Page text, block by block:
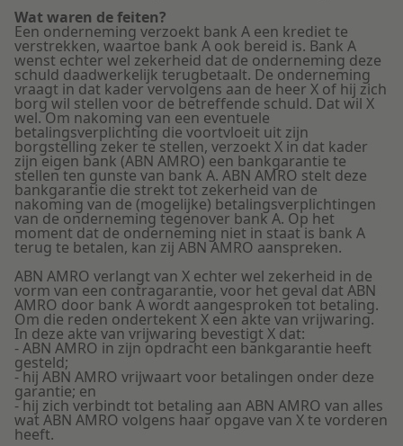
Wat waren de feiten?
Een onderneming verzoekt bank A een krediet te
verstrekken, waartoe bank A ook bereid is. Bank A
wenst echter wel zekerheid dat de onderneming deze
schuld daadwerkelijk terugbetaalt. De onderneming
vraagt in dat kader vervolgens aan de heer X of hij zich
borg wil stellen voor de betreffende schuld. Dat wil X
wel. Om nakoming van een eventuele
betalingsverplichting die voortvloeit uit zijn
borgstelling zeker te stellen, verzoekt X in dat kader
zijn eigen bank (ABN AMRO) een bankgarantie te
stellen ten gunste van bank A. ABN AMRO stelt deze
bankgarantie die strekt tot zekerheid van de
nakoming van de (mogelijke) betalingsverplichtingen
van de onderneming tegenover bank A. Op het
moment dat de onderneming niet in staat is bank A
terug te betalen, kan zij ABN AMRO aanspreken.
ABN AMRO verlangt van X echter wel zekerheid in de
vorm van een contragarantie, voor het geval dat ABN
AMRO door bank A wordt aangesproken tot betaling.
Om die reden ondertekent X een akte van vrijwaring.
In deze akte van vrijwaring bevestigt X dat:
- ABN AMRO in zijn opdracht een bankgarantie heeft
gesteld;
- hij ABN AMRO vrijwaart voor betalingen onder deze
garantie; en
- hij zich verbindt tot betaling aan ABN AMRO van alles
wat ABN AMRO volgens haar opgave van X te vorderen
heeft.